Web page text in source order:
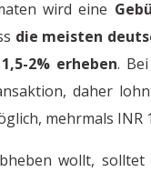
wird eine
die meisten
2% erheben.
daher
mehrmals
wollt,